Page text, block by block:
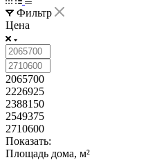
Фильтр
Цена
2065700
2226925
2388150
2549375
2710600
Показать:
Площадь дома, м²